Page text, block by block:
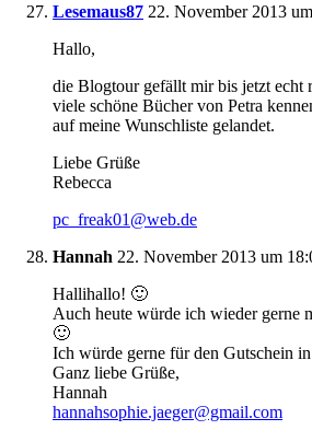
Lesemaus87 22. November 2013
Hallo,
die Blogtour gefällt mir bis jetzt echt
viele schöne Bücher von Petra
auf meine Wunschliste gelandet.
Liebe Grüße
Rebecca
pc_freak01@web.de
Hannah 22. November 2013 um
Hallihallo! 🙂
Auch heute würde ich wieder gerne
🙂
Ich würde gerne für den Gutschein
Ganz liebe Grüße,
Hannah
hannahsophie.jaeger@gmail.com